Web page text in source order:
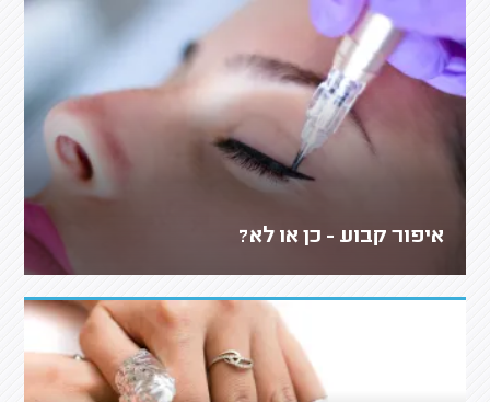
איפור קבוע - כן או לא?